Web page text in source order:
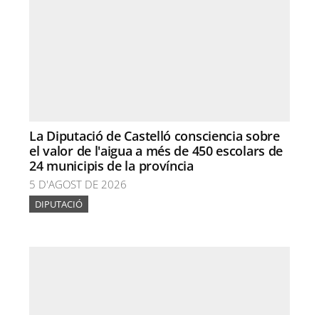
La Diputació de Castelló consciencia sobre
el valor de l'aigua a més de 450 escolars de
24 municipis de la província
5 D'AGOST DE 2026
DIPUTACIÓ